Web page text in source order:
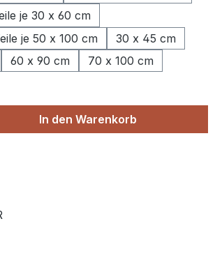
je 30 x 60 cm
je 50 x 100 cm
30 x 45 cm
60 x 90 cm
70 x 100 cm
den gewünschten Wert
In den Warenkorb